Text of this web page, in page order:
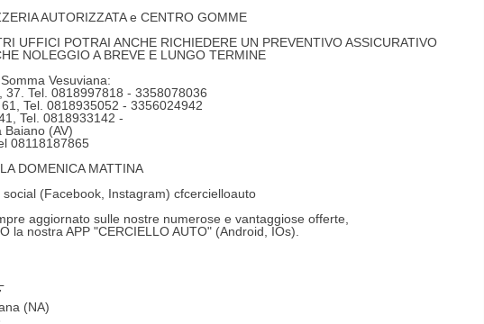
AUTORIZZATA e CENTRO GOMME
UFFICI POTRAI ANCHE RICHIEDERE UN PREVENTIVO ASSICURATIVO
NOLEGGIO A BREVE E LUNGO TERMINE
Vesuviana:
37. Tel. 0818997818 - 3358078036
Tel. 0818935052 - 3356024942
Tel. 0818933142 -
Baiano (AV)
08118187865
DOMENICA MATTINA
social (Facebook, Instagram) cfcercielloauto
aggiornato sulle nostre numerose e vantaggiose offerte,
la nostra APP "CERCIELLO AUTO" (Android, IOs).
(NA)